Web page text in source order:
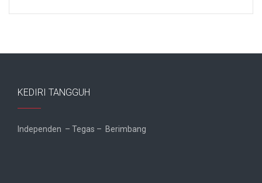
KEDIRI TANGGUH
Independen – Tegas – Berimbang